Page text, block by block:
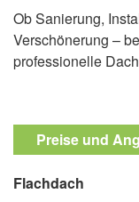
Ob Sanierung,
Verschönerung –
professionelle
Preise und
Flachdach